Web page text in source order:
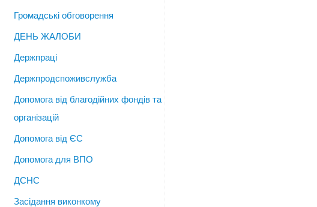
Громадські обговорення
ДЕНЬ ЖАЛОБИ
Держпраці
Держпродспоживслужба
Допомога від благодійних фондів та
організацій
Допомога від ЄС
Допомога для ВПО
ДСНС
Засідання виконкому